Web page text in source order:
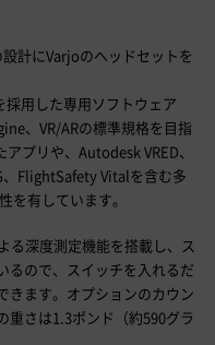
計にVarjoのヘッドセットを
採用した専用ソフトウェア
、VR/ARの標準規格を目指
プリや、Autodesk VRED、
FlightSafety Vitalを含む多
を有しています。
る深度測定機能を搭載し、ス
るので、スイッチを入れるだ
きます。オプションのカウン
重さは1.3ポンド（約590グラ